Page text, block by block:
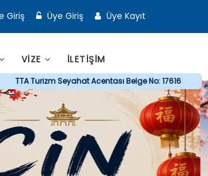
Giriş Üye Giriş Üye Kayıt
VİZE İLETİŞİM
TTA Turizm Seyahat Acentası Belge No: 17616